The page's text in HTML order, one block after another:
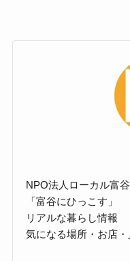
NPO法人ローカル富
「富谷にひっこす」
リアルな暮らし情報
気になる場所・お店